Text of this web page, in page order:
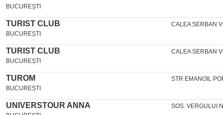
BUCUREȘTI
TURIST CLUB
BUCUREȘTI
CALEA SERBAN
TURIST CLUB
BUCUREȘTI
CALEA SERBAN
TUROM
BUCUREȘTI
STR EMANOIL
UNIVERSTOUR ANNA SOS. VERGULUI